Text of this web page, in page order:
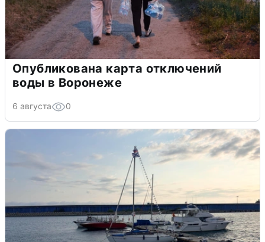
Опубликована карта отключений
воды в Воронеже
6 августа 0